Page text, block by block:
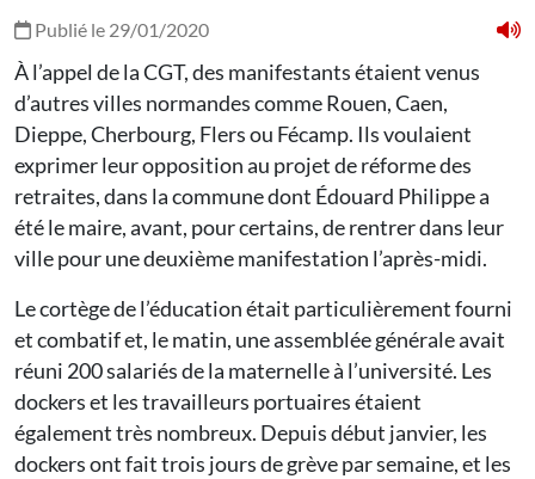
Publié le 29/01/2020
À l’appel de la CGT, des manifestants étaient venus
d’autres villes normandes comme Rouen, Caen,
Dieppe, Cherbourg, Flers ou Fécamp. Ils voulaient
exprimer leur opposition au projet de réforme des
retraites, dans la commune dont Édouard Philippe a
été le maire, avant, pour certains, de rentrer dans leur
ville pour une deuxième manifestation l’après-midi.
Le cortège de l’éducation était particulièrement fourni
et combatif et, le matin, une assemblée générale avait
réuni 200 salariés de la maternelle à l’université. Les
dockers et les travailleurs portuaires étaient
également très nombreux. Depuis début janvier, les
dockers ont fait trois jours de grève par semaine, et les